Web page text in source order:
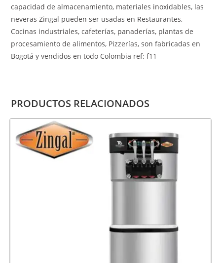
capacidad de almacenamiento, materiales inoxidables, las
neveras Zingal pueden ser usadas en Restaurantes,
Cocinas industriales, cafeterías, panaderías, plantas de
procesamiento de alimentos, Pizzerías, son fabricadas en
Bogotá y vendidos en todo Colombia ref: f11
PRODUCTOS RELACIONADOS